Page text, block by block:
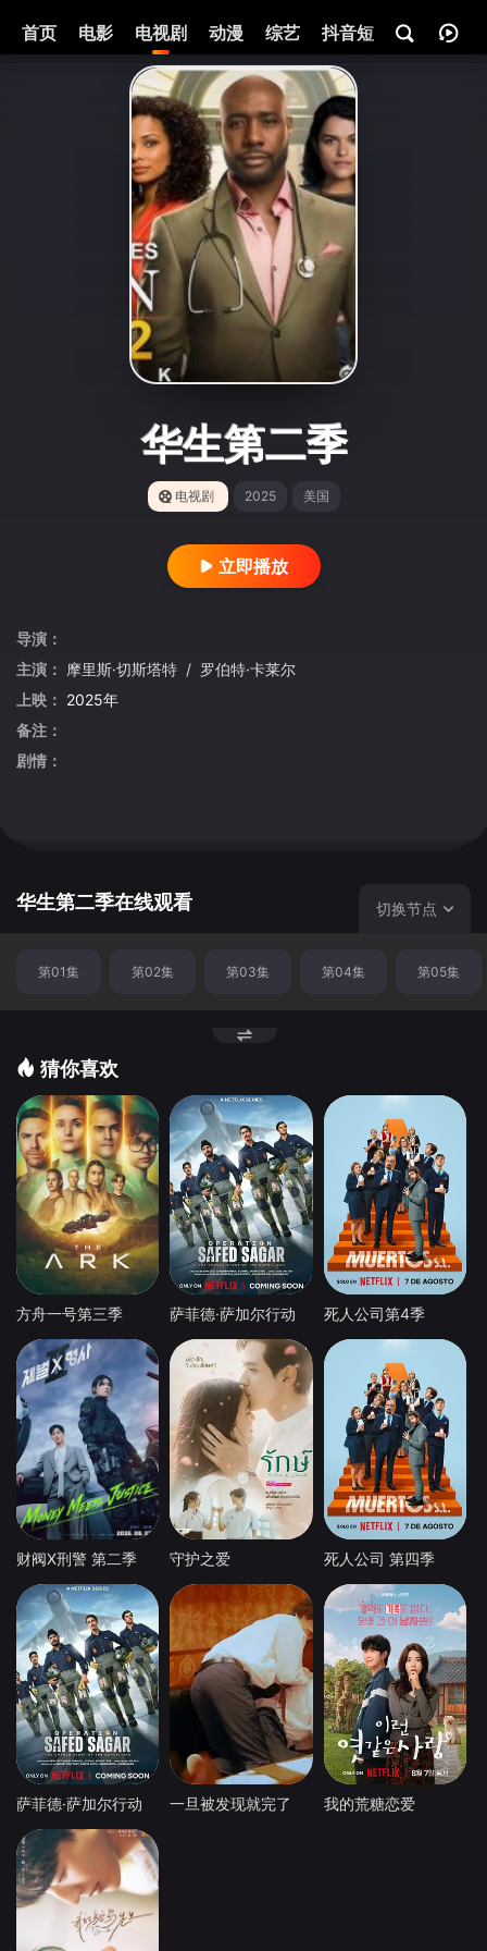
首页 电影 电视剧 动漫 综艺 抖音短剧 即将热映
华生第二季
电视剧 2025 美国
立即播放
导演：
主演： 摩里斯·切斯塔特 / 罗伯特·卡莱尔
上映： 2025年
备注：
剧情：
华生第二季在线观看 切换节点
第01集 第02集 第03集 第04集 第05集
猜你喜欢
方舟一号第三季 萨菲德·萨加尔行动 死人公司第4季
财阀X刑警 第二季 守护之爱 死人公司 第四季
萨菲德·萨加尔行动 一旦被发现就完了 我的荒糖恋爱